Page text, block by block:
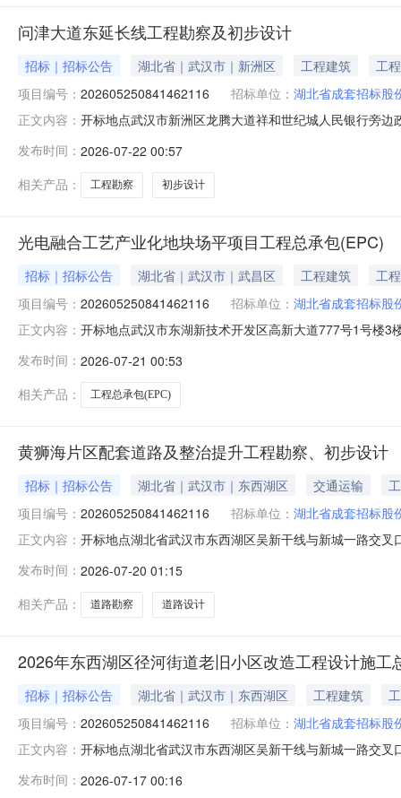
问津大道东延长线工程勘察及初步设计
招标｜招标公告 湖北省｜武汉市｜新洲区 工程建筑
工程
项目编号： 202605250841462116 招标单位： 湖北省成套招标股
正文内容： 开标地点武汉市新洲区龙腾大道祥和世纪城人民银行旁
中心开标形式不见面开标办理意见项目类型建设工程项
发布时间： 2026-07-22 00:57
相关产品：
工程勘察 初步设计
光电融合工艺产业化地块场平项目工程总承包(EPC)
招标｜招标公告 湖北省｜武汉市｜武昌区 工程建筑
工程
项目编号： 202605250841462116 招标单位： 湖北省成套招标股
正文内容： 开标地点武汉市东湖新技术开发区高新大道777号1号楼
术开发区公共资源交易中心开标形式不见面开标办理意
发布时间： 2026-07-21 00:53
相关产品：
工程总承包(EPC)
黄狮海片区配套道路及整治提升工程勘察、初步设计
招标｜招标公告 湖北省｜武汉市｜东西湖区 交通运输
项目编号： 202605250841462116 招标单位： 湖北省成套招标股
正文内容： 开标地点湖北省武汉市东西湖区吴新干线与新城一路交
东西湖区公共资源交易中心开标形式不见面开标办理意
发布时间： 2026-07-20 01:15
相关产品：
道路勘察 道路设计
2026年东西湖区径河街道老旧小区改造工程设计施工
招标｜招标公告 湖北省｜武汉市｜东西湖区 工程建筑
项目编号： 202605250841462116 招标单位： 湖北省成套招标股
正文内容： 开标地点湖北省武汉市东西湖区吴新干线与新城一路交
东西湖区公共资源交易中心开标形式不见面开标办理意
发布时间： 2026-07-17 00:16